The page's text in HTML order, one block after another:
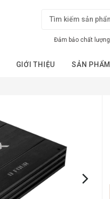
Đảm bảo chất lượng
GIỚI THIỆU SẢN PHẨM